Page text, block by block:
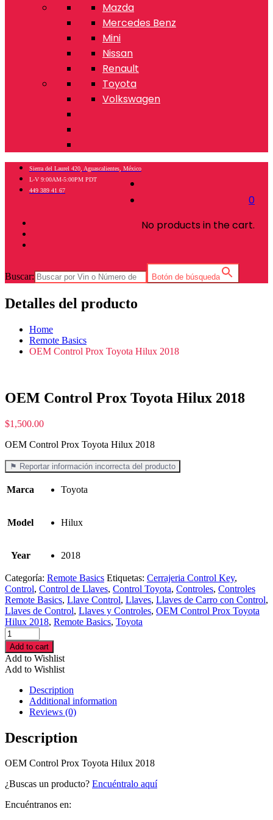
Mazda
Mercedes Benz
Mini
Nissan
Renault
Toyota
Volkswagen
0
No products in the cart.
Sierra del Laurel 420, Aguascalientes, México
L-V 9:00AM-5:00PM PDT
449 389 41 67
Buscar: Botón de búsqueda
Detalles del producto
Home
Remote Basics
OEM Control Prox Toyota Hilux 2018
OEM Control Prox Toyota Hilux 2018
$1,500.00
OEM Control Prox Toyota Hilux 2018
⚑ Reportar información incorrecta del producto
Marca Toyota
Model Hilux
Year 2018
Categoría: Remote Basics Etiquetas: Cerrajeria Control Key,
Control, Control de Llaves, Control Toyota, Controles, Controles
Remote Basics, Llave Control, Llaves, Llaves de Carro con Control,
Llaves de Control, Llaves y Controles, OEM Control Prox Toyota
Hilux 2018, Remote Basics, Toyota
OEM
Control
Prox
Toyota
Hilux
2018
cantidad
Add to cart
Add to Wishlist
Add to Wishlist
Description
Additional information
Reviews (0)
Description
OEM Control Prox Toyota Hilux 2018
¿Buscas un producto? Encuéntralo aquí
Encuéntranos en: